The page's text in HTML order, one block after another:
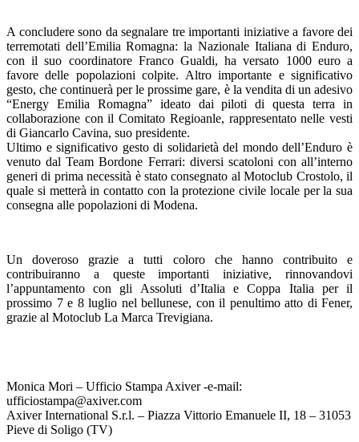
A concludere sono da segnalare tre importanti iniziative a favore dei
terremotati dell’Emilia Romagna: la Nazionale Italiana di Enduro,
con il suo coordinatore Franco Gualdi, ha versato 1000 euro a
favore delle popolazioni colpite. Altro importante e significativo
gesto, che continuerà per le prossime gare, è la vendita di un adesivo
“Energy Emilia Romagna” ideato dai piloti di questa terra in
collaborazione con il Comitato Regioanle, rappresentato nelle vesti
di Giancarlo Cavina, suo presidente.
Ultimo e significativo gesto di solidarietà del mondo dell’Enduro è
venuto dal Team Bordone Ferrari: diversi scatoloni con all’interno
generi di prima necessità è stato consegnato al Motoclub Crostolo, il
quale si metterà in contatto con la protezione civile locale per la sua
consegna alle popolazioni di Modena.
Un doveroso grazie a tutti coloro che hanno contribuito e
contribuiranno a queste importanti iniziative, rinnovandovi
l’appuntamento con gli Assoluti d’Italia e Coppa Italia per il
prossimo 7 e 8 luglio nel bellunese, con il penultimo atto di Fener,
grazie al Motoclub La Marca Trevigiana.
Monica Mori – Ufficio Stampa Axiver -e-mail:
ufficiostampa@axiver.com
Axiver International S.r.l. – Piazza Vittorio Emanuele II, 18 – 31053
Pieve di Soligo (TV)